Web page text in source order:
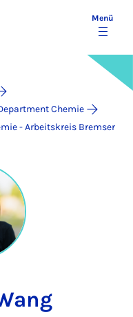
Menü
Chemie
- Arbeitskreis Bremser